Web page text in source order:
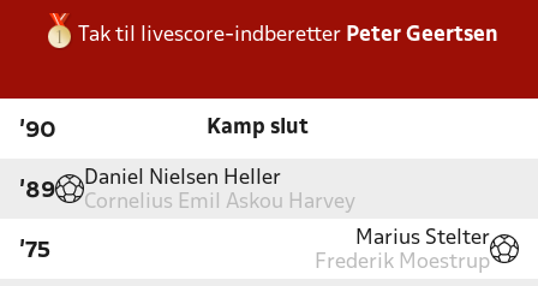
Tak til livescore-indberetter Peter Geertsen
'90 Kamp slut
'89
Daniel Nielsen Heller
Cornelius Emil Askou Harvey
'75
Marius Stelter
Frederik Moestrup